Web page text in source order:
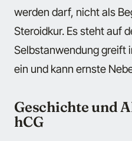
werden darf, nicht als
Steroidkur. Es steht auf
Selbstanwendung greift
ein und kann ernste
Geschichte und
hCG